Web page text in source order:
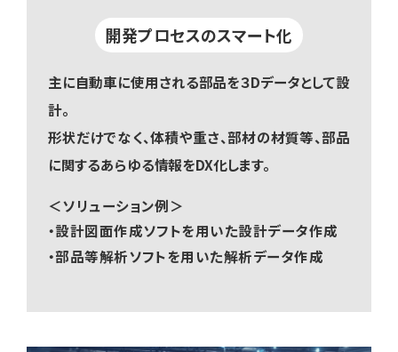
開発プロセスのスマート化
主に自動車に使用される部品を３Dデータとして設
計。
形状だけでなく、体積や重さ、部材の材質等、部品
に関するあらゆる情報をDX化します。
＜ソリューション例＞
・設計図面作成ソフトを用いた設計データ作成
・部品等解析ソフトを用いた解析データ作成